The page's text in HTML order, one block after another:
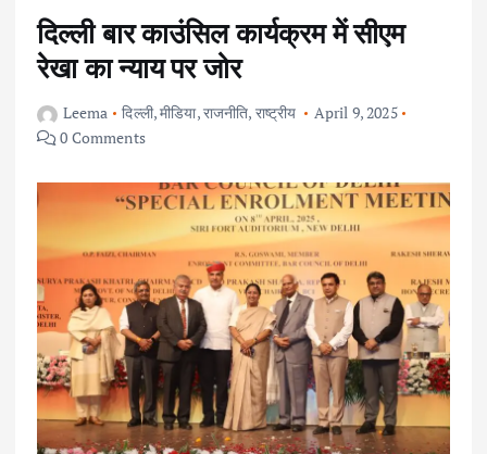
दिल्ली बार काउंसिल कार्यक्रम में सीएम
रेखा का न्याय पर जोर
Leema दिल्ली,मीडिया,राजनीति, राष्ट्रीय
April 9, 2025
0 Comments